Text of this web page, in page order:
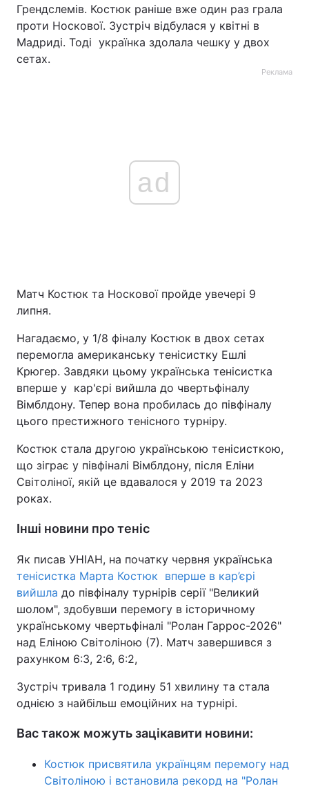
Грендслемів. Костюк раніше вже один раз грала
проти Носкової. Зустріч відбулася у квітні в
Мадриді. Тоді українка здолала чешку у двох
сетах.
Реклама
ad
Матч Костюк та Носкової пройде увечері 9
липня.
Нагадаємо, у 1/8 фіналу Костюк в двох сетах
перемогла американську тенісистку Ешлі
Крюгер. Завдяки цьому українська тенісистка
вперше у кар'єрі вийшла до чвертьфіналу
Вімблдону. Тепер вона пробилась до півфіналу
цього престижного тенісного турніру.
Костюк стала другою українською тенісисткою,
що зіграє у півфіналі Вімблдону, після Еліни
Світоліної, якій це вдавалося у 2019 та 2023
роках.
Інші новини про теніс
Як писав УНІАН, на початку червня українська
тенісистка Марта Костюк вперше в кар’єрі
вийшла до півфіналу турнірів серії "Великий
шолом", здобувши перемогу в історичному
українському чвертьфіналі "Ролан Гаррос-2026"
над Еліною Світоліною (7). Матч завершився з
рахунком 6:3, 2:6, 6:2,
Зустріч тривала 1 годину 51 хвилину та стала
однією з найбільш емоційних на турнірі.
Вас також можуть зацікавити новини:
Костюк присвятила українцям перемогу над
Світоліною і встановила рекорд на "Ролан